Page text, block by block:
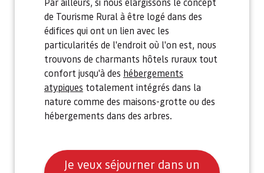
de Tourisme Rural à être logé dans des
édifices qui ont un lien avec les
particularités de l'endroit où l'on est, nous
trouvons de charmants hôtels ruraux tout
confort jusqu'à des hébergements
atypiques totalement intégrés dans la
nature comme des maisons-grotte ou des
hébergements dans des arbres.
Je veux séjourner dans un